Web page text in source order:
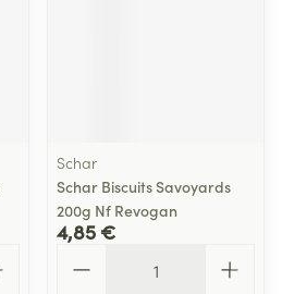
Schar
Schar Biscuits Savoyards
200g Nf Revogan
4,85 €